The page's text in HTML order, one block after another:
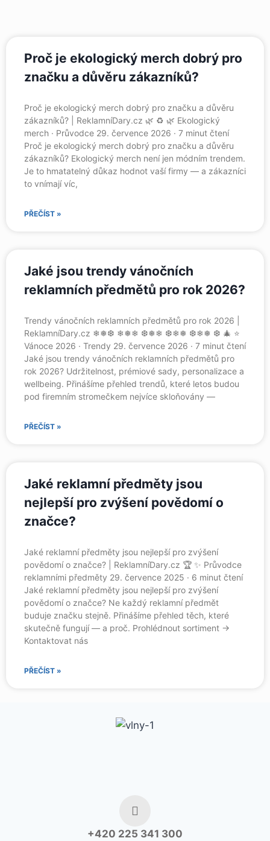
Proč je ekologický merch dobrý pro
značku a důvěru zákazníků?
Proč je ekologický merch dobrý pro značku a důvěru
zákazníků? | ReklamníDary.cz 🌿 ♻️ 🌿 Ekologický
merch · Průvodce 29. července 2026 · 7 minut čtení
Proč je ekologický merch dobrý pro značku a důvěru
zákazníků? Ekologický merch není jen módním trendem.
Je to hmatatelný důkaz hodnot vaší firmy — a zákazníci
to vnímají víc,
PŘEČÍST »
Jaké jsou trendy vánočních
reklamních předmětů pro rok 2026?
Trendy vánočních reklamních předmětů pro rok 2026 |
ReklamníDary.cz ❄❅❆ ❄❅❄ ❆❅❄ ❆❄❅ ❆❄❅ ❆ 🎄 ⭐
Vánoce 2026 · Trendy 29. července 2026 · 7 minut čtení
Jaké jsou trendy vánočních reklamních předmětů pro
rok 2026? Udržitelnost, prémiové sady, personalizace a
wellbeing. Přinášíme přehled trendů, které letos budou
pod firemním stromečkem nejvíce skloňovány —
PŘEČÍST »
Jaké reklamní předměty jsou
nejlepší pro zvýšení povědomí o
značce?
Jaké reklamní předměty jsou nejlepší pro zvýšení
povědomí o značce? | ReklamníDary.cz 🏆 ✨ Průvodce
reklamními předměty 29. července 2025 · 6 minut čtení
Jaké reklamní předměty jsou nejlepší pro zvýšení
povědomí o značce? Ne každý reklamní předmět
buduje značku stejně. Přinášíme přehled těch, které
skutečně fungují — a proč. Prohlédnout sortiment →
Kontaktovat nás
PŘEČÍST »
+420 225 341 300